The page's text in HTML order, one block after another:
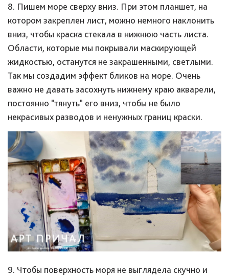
8. Пишем море сверху вниз. При этом планшет, на
котором закреплен лист, можно немного наклонить
вниз, чтобы краска стекала в нижнюю часть листа.
Области, которые мы покрывали маскирующей
жидкостью, останутся не закрашенными, светлыми.
Так мы создадим эффект бликов на море. Очень
важно не давать засохнуть нижнему краю акварели,
постоянно "тянуть" его вниз, чтобы не было
некрасивых разводов и ненужных границ краски.
9. Чтобы поверхность моря не выглядела скучно и